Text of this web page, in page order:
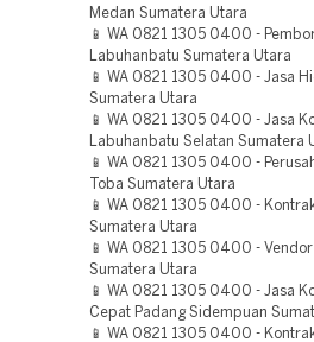
Medan Sumatera Utara
📱 WA 0821 1305 0400 -
Labuhanbatu Sumatera Utara
📱 WA 0821 1305 0400 - Jasa
Sumatera Utara
📱 WA 0821 1305 0400 - Jasa
Labuhanbatu Selatan Sumatera
📱 WA 0821 1305 0400 -
Toba Sumatera Utara
📱 WA 0821 1305 0400 -
Sumatera Utara
📱 WA 0821 1305 0400 -
Sumatera Utara
📱 WA 0821 1305 0400 - Jasa
Cepat Padang Sidempuan
📱 WA 0821 1305 0400 -